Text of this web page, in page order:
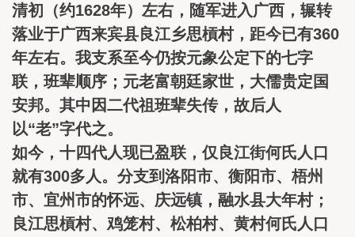
清初（约1628年）左右，随军进入广西，辗转
落业于广西来宾县良江乡思槓村，距今已有360
年左右。我支系至今仍按元象公定下的七字
联，班辈顺序；元老富朝廷家世，大儒贵定国
安邦。其中因二代祖班辈失传，故后人
以“老”字代之。
如今，十四代人现已盈联，仅良江街何氏人口
就有300多人。分支到洛阳市、衡阳市、梧州
市、宜州市的怀远、庆远镇，融水县大年村；
良江思槓村、鸡笼村、松柏村、黄村何氏人口